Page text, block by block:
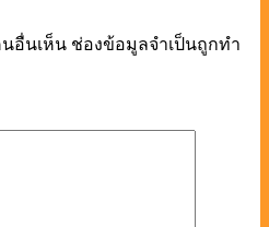
อื่นเห็น ช่องข้อมูลจำเป็นถูกทำ